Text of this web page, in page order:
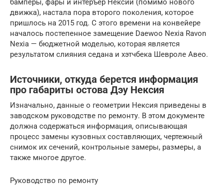
бамперы, фары и интеръер Нексии (помимо нового
движка), настала пора второго поколения, которое
пришлось на 2015 год. С этого времени на конвейере
началось постепенное замещение Daewoo Nexia Ravon
Nexia — бюджетной моделью, которая является
результатом слияния седана и хэтчбека Шевроле Авео.
Источники, откуда берется информация
про габариты остова Дэу Нексия
Изначально, данные о геометрии Нексия приведены в
заводском руководстве по ремонту. В этом документе
должна содержаться информация, описывающая
процесс замены кузовных составляющих, чертежный
снимок их сечений, контрольные замеры, размеры, а
также многое другое.
Руководство по ремонту